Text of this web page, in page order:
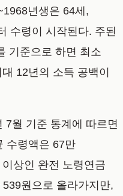
년생은 64세,
수령이 시작된다. 주된
기준으로 하면 최소
12년의 소득 공백이
7월 기준 통계에 따르면
수령액은 67만
상인 완전 노령연금
원으로 올라가지만,